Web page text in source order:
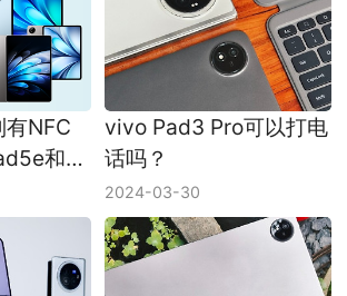
NFC
和
样看
vivo Pad3 Pro可以打电
话吗？
2024-03-30